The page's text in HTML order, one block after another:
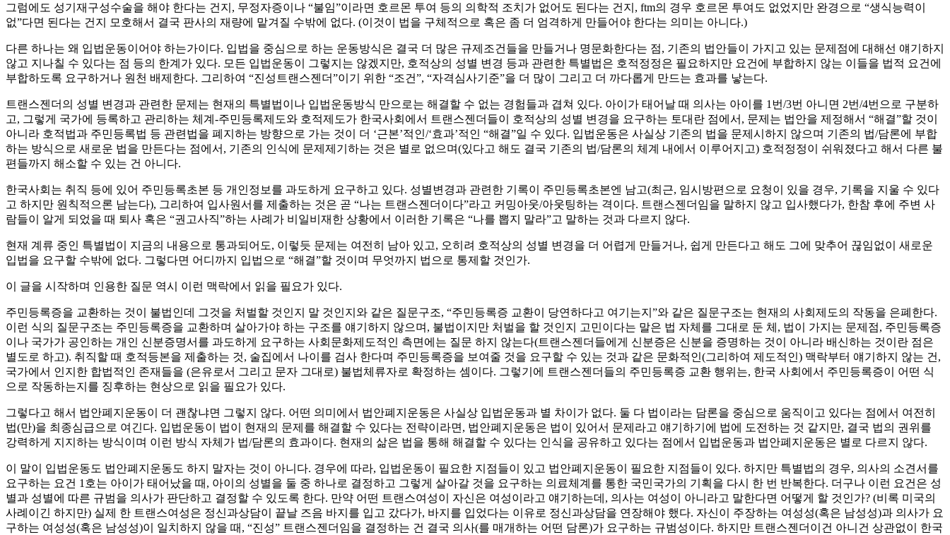
그럼에도 성기재구성수술을 해야 한다는 건지, 무정자증이나 “불임”이라면 호르몬 투여 등의 의학적 조치가 없어도 된다는 건지, ftm의 경우 호르몬 투여도 없었지만 완경으로 “생식능력이
없”다면 된다는 건지 모호해서 결국 판사의 재량에 맡겨질 수밖에 없다. (이것이 법을 구체적으로 혹은 좀 더 엄격하게 만들어야 한다는 의미는 아니다.)
다른 하나는 왜 입법운동이어야 하는가이다. 입법을 중심으로 하는 운동방식은 결국 더 많은 규제조건들을 만들거나 명문화한다는 점, 기존의 법안들이 가지고 있는 문제점에 대해선 얘기하지
않고 지나칠 수 있다는 점 등의 한계가 있다. 모든 입법운동이 그렇지는 않겠지만, 호적상의 성별 변경 등과 관련한 특별법은 호적정정은 필요하지만 요건에 부합하지 않는 이들을 법적 요건에
부합하도록 요구하거나 원천 배제한다. 그리하여 “진성트랜스젠더”이기 위한 “조건”, “자격심사기준”을 더 많이 그리고 더 까다롭게 만드는 효과를 낳는다.
트랜스젠더의 성별 변경과 관련한 문제는 현재의 특별법이나 입법운동방식 만으로는 해결할 수 없는 경험들과 겹쳐 있다. 아이가 태어날 때 의사는 아이를 1번/3번 아니면 2번/4번으로 구분하
고, 그렇게 국가에 등록하고 관리하는 체계-주민등록제도와 호적제도가 한국사회에서 트랜스젠더들이 호적상의 성별 변경을 요구하는 토대란 점에서, 문제는 법안을 제정해서 “해결”할 것이
아니라 호적법과 주민등록법 등 관련법을 폐지하는 방향으로 가는 것이 더 ‘근본’적인/‘효과’적인 “해결”일 수 있다. 입법운동은 사실상 기존의 법을 문제시하지 않으며 기존의 법/담론에 부합
하는 방식으로 새로운 법을 만든다는 점에서, 기존의 인식에 문제제기하는 것은 별로 없으며(있다고 해도 결국 기존의 법/담론의 체계 내에서 이루어지고) 호적정정이 쉬워졌다고 해서 다른 불
편들까지 해소할 수 있는 건 아니다.
한국사회는 취직 등에 있어 주민등록초본 등 개인정보를 과도하게 요구하고 있다. 성별변경과 관련한 기록이 주민등록초본엔 남고(최근, 임시방편으로 요청이 있을 경우, 기록을 지울 수 있다
고 하지만 원칙적으론 남는다), 그리하여 입사원서를 제출하는 것은 곧 “나는 트랜스젠더이다”라고 커밍아웃/아웃팅하는 격이다. 트랜스젠더임을 말하지 않고 입사했다가, 한참 후에 주변 사
람들이 알게 되었을 때 퇴사 혹은 “권고사직”하는 사례가 비일비재한 상황에서 이러한 기록은 “나를 뽑지 말라”고 말하는 것과 다르지 않다.
현재 계류 중인 특별법이 지금의 내용으로 통과되어도, 이렇듯 문제는 여전히 남아 있고, 오히려 호적상의 성별 변경을 더 어렵게 만들거나, 쉽게 만든다고 해도 그에 맞추어 끊임없이 새로운
입법을 요구할 수밖에 없다. 그렇다면 어디까지 입법으로 “해결”할 것이며 무엇까지 법으로 통제할 것인가.
이 글을 시작하며 인용한 질문 역시 이런 맥락에서 읽을 필요가 있다.
주민등록증을 교환하는 것이 불법인데 그것을 처벌할 것인지 말 것인지와 같은 질문구조, “주민등록증 교환이 당연하다고 여기는지”와 같은 질문구조는 현재의 사회제도의 작동을 은폐한다.
이런 식의 질문구조는 주민등록증을 교환하며 살아가야 하는 구조를 얘기하지 않으며, 불법이지만 처벌을 할 것인지 고민이다는 말은 법 자체를 그대로 둔 체, 법이 가지는 문제점, 주민등록증
이나 국가가 공인하는 개인 신분증명서를 과도하게 요구하는 사회문화제도적인 측면에는 질문 하지 않는다(트랜스젠더들에게 신분증은 신분을 증명하는 것이 아니라 배신하는 것이란 점은
별도로 하고). 취직할 때 호적등본을 제출하는 것, 술집에서 나이를 검사 한다며 주민등록증을 보여줄 것을 요구할 수 있는 것과 같은 문화적인(그리하여 제도적인) 맥락부터 얘기하지 않는 건,
국가에서 인지한 합법적인 존재들을 (은유로서 그리고 문자 그대로) 불법체류자로 확정하는 셈이다. 그렇기에 트랜스젠더들의 주민등록증 교환 행위는, 한국 사회에서 주민등록증이 어떤 식
으로 작동하는지를 징후하는 현상으로 읽을 필요가 있다.
그렇다고 해서 법안폐지운동이 더 괜찮냐면 그렇지 않다. 어떤 의미에서 법안폐지운동은 사실상 입법운동과 별 차이가 없다. 둘 다 법이라는 담론을 중심으로 움직이고 있다는 점에서 여전히
법(만)을 최종심급으로 여긴다. 입법운동이 법이 현재의 문제를 해결할 수 있다는 전략이라면, 법안폐지운동은 법이 있어서 문제라고 얘기하기에 법에 도전하는 것 같지만, 결국 법의 권위를
강력하게 지지하는 방식이며 이런 방식 자체가 법/담론의 효과이다. 현재의 삶은 법을 통해 해결할 수 있다는 인식을 공유하고 있다는 점에서 입법운동과 법안폐지운동은 별로 다르지 않다.
이 말이 입법운동도 법안폐지운동도 하지 말자는 것이 아니다. 경우에 따라, 입법운동이 필요한 지점들이 있고 법안폐지운동이 필요한 지점들이 있다. 하지만 특별법의 경우, 의사의 소견서를
요구하는 요건 1호는 아이가 태어났을 때, 아이의 성별을 둘 중 하나로 결정하고 그렇게 살아갈 것을 요구하는 의료체계를 통한 국민국가의 기획을 다시 한 번 반복한다. 더구나 이런 요건은 성
별과 성별에 따른 규범을 의사가 판단하고 결정할 수 있도록 한다. 만약 어떤 트랜스여성이 자신은 여성이라고 얘기하는데, 의사는 여성이 아니라고 말한다면 어떻게 할 것인가? (비록 미국의
사례이긴 하지만) 실제 한 트랜스여성은 정신과상담이 끝날 즈음 바지를 입고 갔다가, 바지를 입었다는 이유로 정신과상담을 연장해야 했다. 자신이 주장하는 여성성(혹은 남성성)과 의사가 요
구하는 여성성(혹은 남성성)이 일치하지 않을 때, “진성” 트랜스젠더임을 결정하는 건 결국 의사(를 매개하는 어떤 담론)가 요구하는 규범성이다. 하지만 트랜스젠더이건 아니건 상관없이 한국